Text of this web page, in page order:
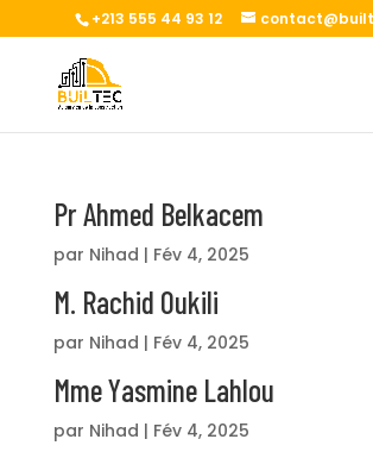
+213 555 44 93 12
Pr Ahmed Belkacem
par Nihad | Fév 4, 2025
M. Rachid Oukili
par Nihad | Fév 4, 2025
Mme Yasmine Lahlou
par Nihad | Fév 4, 2025